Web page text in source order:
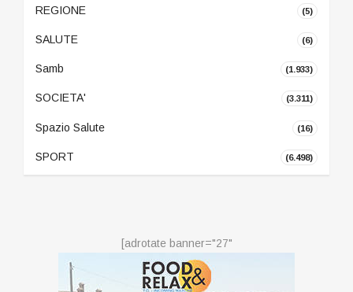
REGIONE (5)
SALUTE (6)
Samb (1.933)
SOCIETA' (3.311)
Spazio Salute (16)
SPORT (6.498)
[adrotate banner="27"